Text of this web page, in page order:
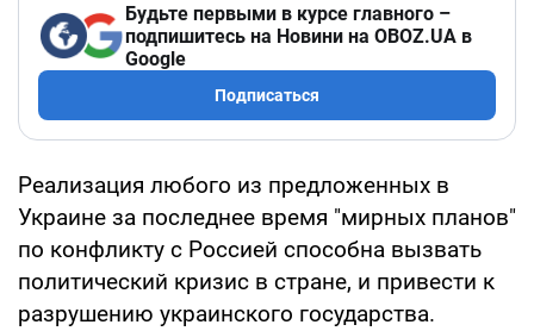
Будьте первыми в курсе главного –
подпишитесь на Новини на OBOZ.UA в
Google
Подписаться
Реализация любого из предложенных в
Украине за последнее время "мирных планов"
по конфликту с Россией способна вызвать
политический кризис в стране, и привести к
разрушению украинского государства.